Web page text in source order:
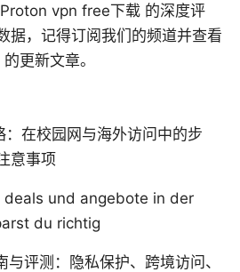
vpn free下载 的深度评
据，记得订阅我们的频道并查看
更新文章。
在校园网与海外访问中的步
意事项
und angebote in der
du richtig
评测：隐私保护、跨境访问、